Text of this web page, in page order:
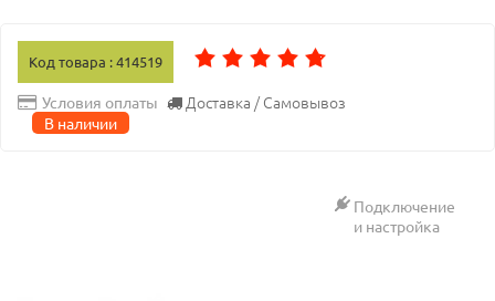
Код товара : 414519
Условия оплаты Доставка / Самовывоз
В наличии
Подключение
и настройка